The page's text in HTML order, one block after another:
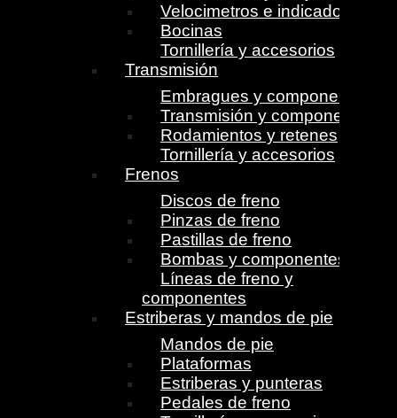
Velocimetros e indicadores
Bocinas
Tornillería y accesorios
Transmisión
Embragues y componentes
Transmisión y componentes
Rodamientos y retenes
Tornillería y accesorios
Frenos
Discos de freno
Pinzas de freno
Pastillas de freno
Bombas y componentes
Líneas de freno y
componentes
Estriberas y mandos de pie
Mandos de pie
Plataformas
Estriberas y punteras
Pedales de freno